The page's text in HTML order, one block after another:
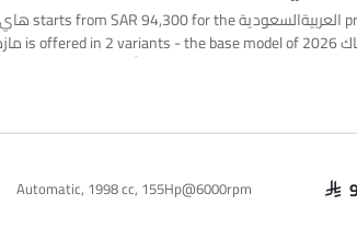
النهائي على الطريق قليلاً بناءً على التأمين،
Automatic, 1998 cc, 155Hp@6000rpm